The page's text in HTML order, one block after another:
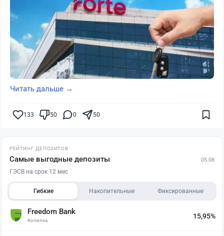
Читать дальше →
133 50 0 50
РЕЙТИНГ ДЕПОЗИТОВ
Самые выгодные депозиты 05.08
ГЭСВ на срок 12 мес
Гибкие Накопительные Фиксированные
Freedom Bank
Копилка
15,95%